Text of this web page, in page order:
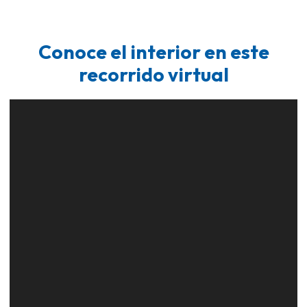
Conoce el interior en este
recorrido virtual